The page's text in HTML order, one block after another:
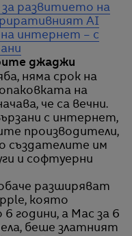
за развитието на
AI
интернет – с
джаджи
няма срок на
на
че са вечни.
с интернет,
производители,
създателите им
и софтуерни
разширяват
която
години, а Mac за 6
беше златният